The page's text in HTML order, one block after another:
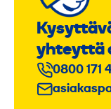
yhteyttä
0800 171